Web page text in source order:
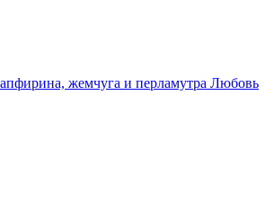
жемчуга и перламутра Любовь